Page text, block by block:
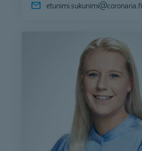
etunimi.sukunimi@coronaria.fi